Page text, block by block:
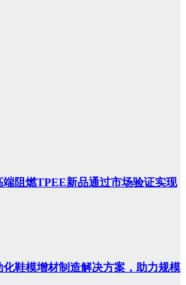
阻燃TPEE新品通过市场验证实现
鞋模增材制造解决方案，助力规模